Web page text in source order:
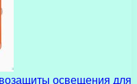
освещения для